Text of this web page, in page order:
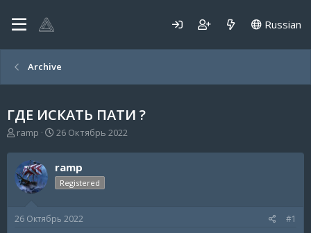
Russian
Archive
ГДЕ ИСКАТЬ ПАТИ ?
А
т
о
р
м
ramp
Д
т
а
н
а
26 Октябрь 2022
ramp
Registered
26 Октябрь 2022 #1